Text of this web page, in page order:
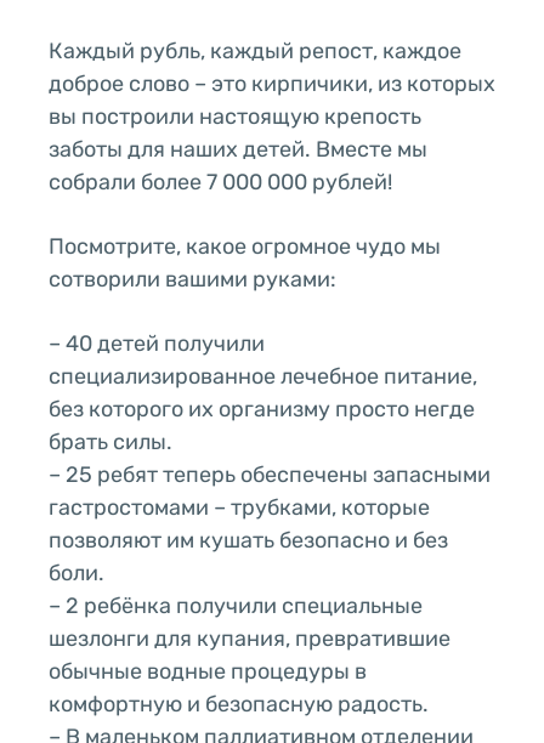
Каждый рубль, каждый репост, каждое
доброе слово – это кирпичики, из которых
вы построили настоящую крепость
заботы для наших детей. Вместе мы
собрали более 7 000 000 рублей!
Посмотрите, какое огромное чудо мы
сотворили вашими руками:
– 40 детей получили
специализированное лечебное питание,
без которого их организму просто негде
брать силы.
– 25 ребят теперь обеспечены запасными
гастростомами – трубками, которые
позволяют им кушать безопасно и без
боли.
– 2 ребёнка получили специальные
шезлонги для купания, превратившие
обычные водные процедуры в
комфортную и безопасную радость.
– В маленьком паллиативном отделении